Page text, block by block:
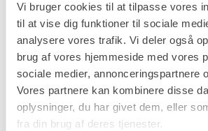
Vi bruger cookies til at tilpasse vores
til at vise dig funktioner til sociale
analysere vores trafik. Vi deler også
brug af vores hjemmeside med vores
sociale medier, annonceringspartnere
Vores partnere kan kombinere disse
oplysninger, du har givet dem, eller
fra din brug af deres tjenester.
Skifte
S40
Bredde
50 cm
Ekskl. moms